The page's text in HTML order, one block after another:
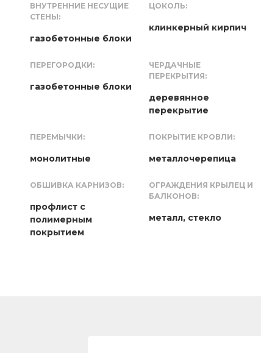
ВНУТРЕННИЕ НЕСУЩИЕ
СТЕНЫ:
газобетонные блоки
ЦОКОЛЬ:
клинкерный кирпич
ПЕРЕГОРОДКИ:
газобетонные блоки
ЧЕРДАЧНЫЕ
ПЕРЕКРЫТИЯ:
деревянное
перекрытие
ПЕРЕМЫЧКИ:
монолитные
ПОКРЫТИЕ КРОВЛИ:
металлочерепица
ОБШИВКА КАРНИЗОВ:
профлист с
полимерным
покрытием
ОГРАЖДЕНИЯ КРЫЛЕЦ И
БАЛКОНОВ:
металл, стекло